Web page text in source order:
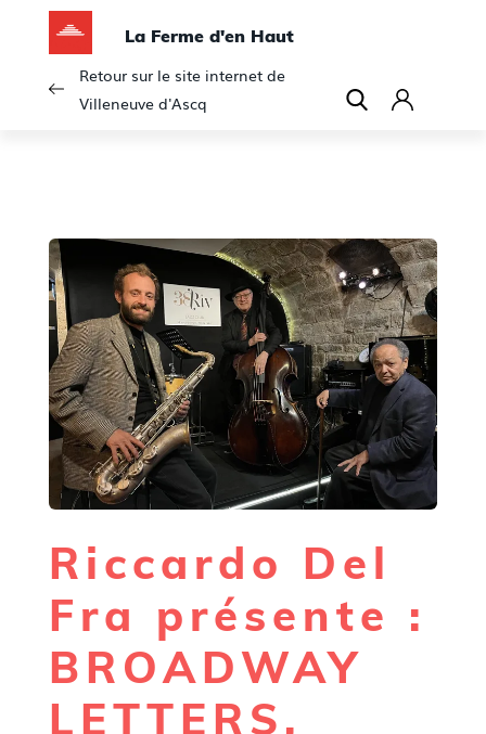
La Ferme d'en Haut
Retour sur le site internet de
Villeneuve d'Ascq
C
x
i
o
n
Riccardo Del
Fra présente :
BROADWAY
LETTERS,